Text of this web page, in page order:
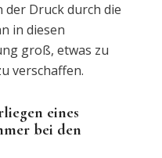
der Druck durch die
in diesen
groß, etwas zu
verschaffen.
eines
bei den